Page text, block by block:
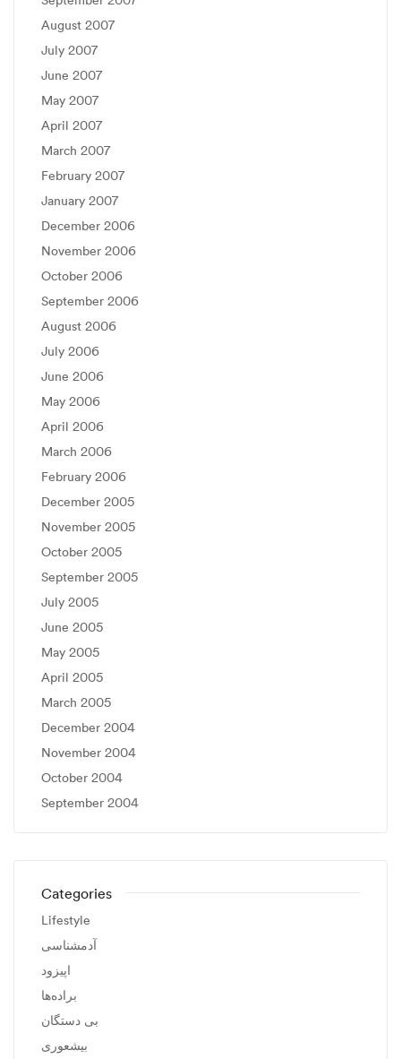
August 2007
July 2007
June 2007
May 2007
April 2007
March 2007
February 2007
January 2007
December 2006
November 2006
October 2006
September 2006
August 2006
July 2006
June 2006
May 2006
April 2006
March 2006
February 2006
December 2005
November 2005
October 2005
September 2005
July 2005
June 2005
May 2005
April 2005
March 2005
December 2004
November 2004
October 2004
September 2004
Categories
Lifestyle
آدمشناسی
اپیزود
براده‌ها
بی دستگان
بیشعوری